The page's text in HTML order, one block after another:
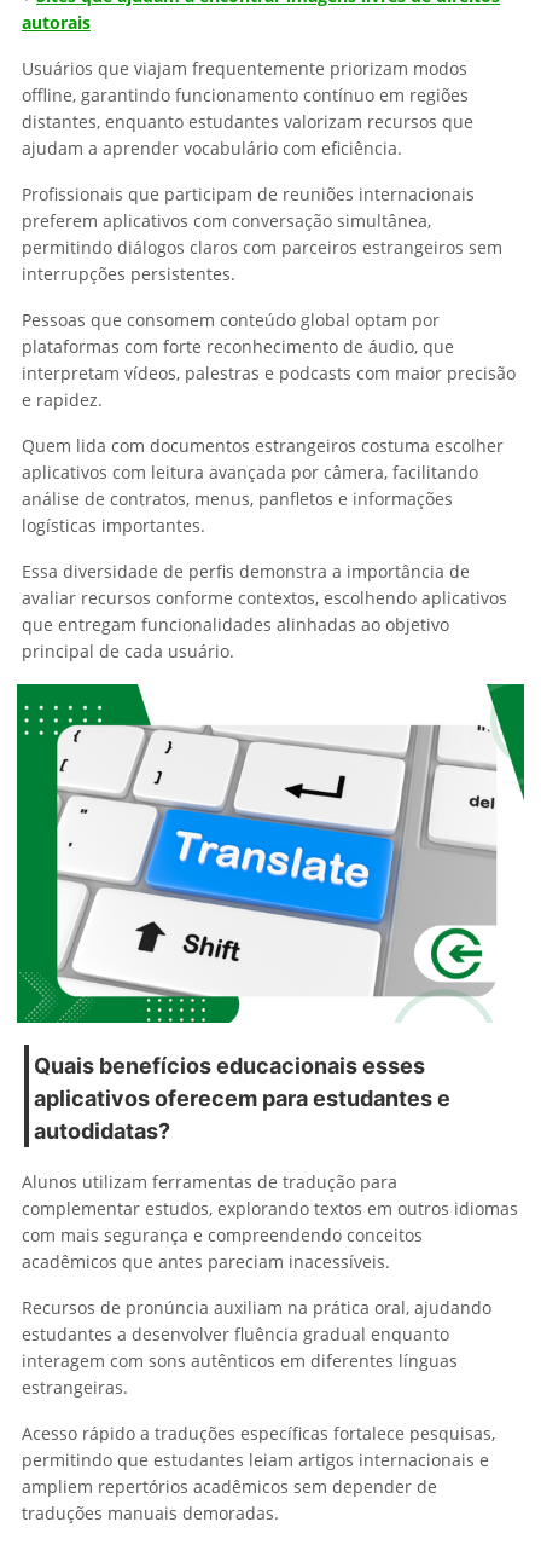
autorais
Usuários que viajam frequentemente priorizam modos
offline, garantindo funcionamento contínuo em regiões
distantes, enquanto estudantes valorizam recursos que
ajudam a aprender vocabulário com eficiência.
Profissionais que participam de reuniões internacionais
preferem aplicativos com conversação simultânea,
permitindo diálogos claros com parceiros estrangeiros sem
interrupções persistentes.
Pessoas que consomem conteúdo global optam por
plataformas com forte reconhecimento de áudio, que
interpretam vídeos, palestras e podcasts com maior precisão
e rapidez.
Quem lida com documentos estrangeiros costuma escolher
aplicativos com leitura avançada por câmera, facilitando
análise de contratos, menus, panfletos e informações
logísticas importantes.
Essa diversidade de perfis demonstra a importância de
avaliar recursos conforme contextos, escolhendo aplicativos
que entregam funcionalidades alinhadas ao objetivo
principal de cada usuário.
Quais benefícios educacionais esses
aplicativos oferecem para estudantes e
autodidatas?
Alunos utilizam ferramentas de tradução para
complementar estudos, explorando textos em outros idiomas
com mais segurança e compreendendo conceitos
acadêmicos que antes pareciam inacessíveis.
Recursos de pronúncia auxiliam na prática oral, ajudando
estudantes a desenvolver fluência gradual enquanto
interagem com sons autênticos em diferentes línguas
estrangeiras.
Acesso rápido a traduções específicas fortalece pesquisas,
permitindo que estudantes leiam artigos internacionais e
ampliem repertórios acadêmicos sem depender de
traduções manuais demoradas.